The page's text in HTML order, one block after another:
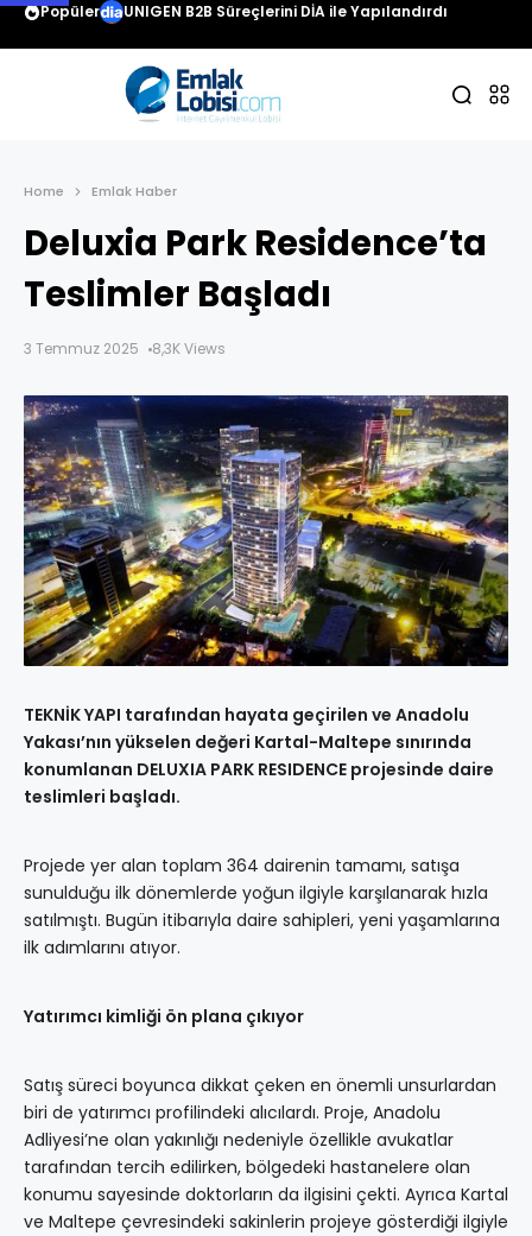
Popüler UNIGEN B2B Süreçlerini DİA ile Yapılandırdı
Home Emlak Haber
Deluxia Park Residence’ta
Teslimler Başladı
3 Temmuz 2025 8,3K Views
TEKNİK YAPI tarafından hayata geçirilen ve Anadolu
Yakası’nın yükselen değeri Kartal-Maltepe sınırında
konumlanan DELUXIA PARK RESIDENCE projesinde daire
teslimleri başladı.
Projede yer alan toplam 364 dairenin tamamı, satışa
sunulduğu ilk dönemlerde yoğun ilgiyle karşılanarak hızla
satılmıştı. Bugün itibarıyla daire sahipleri, yeni yaşamlarına
ilk adımlarını atıyor.
Yatırımcı kimliği ön plana çıkıyor
Satış süreci boyunca dikkat çeken en önemli unsurlardan
biri de yatırımcı profilindeki alıcılardı. Proje, Anadolu
Adliyesi’ne olan yakınlığı nedeniyle özellikle avukatlar
tarafından tercih edilirken, bölgedeki hastanelere olan
konumu sayesinde doktorların da ilgisini çekti. Ayrıca Kartal
ve Maltepe çevresindeki sakinlerin projeye gösterdiği ilgiyle